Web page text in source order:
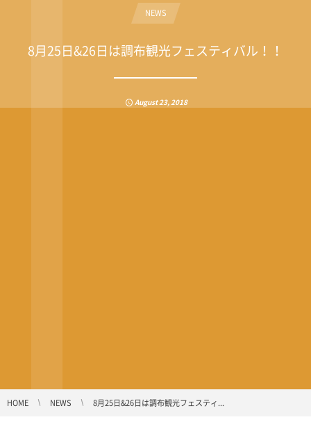
NEWS
8月25日&26日は調布観光フェスティバル！！
August23,2018
HOME NEWS 8月25日&26日は調布観光フェスティ...